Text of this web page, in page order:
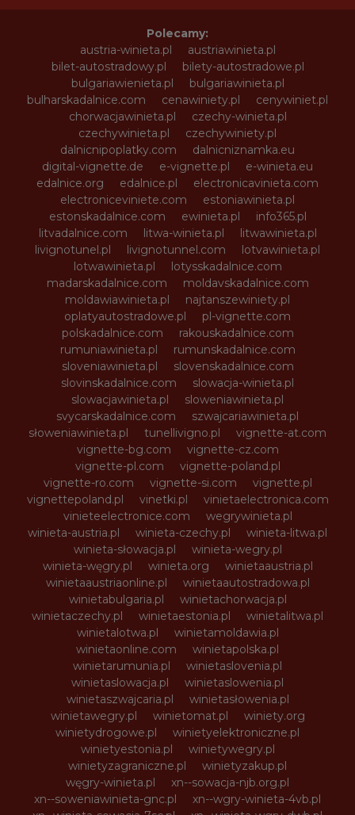
Polecamy:
austria-winieta.pl
austriawinieta.pl
bilet-autostradowy.pl
bilety-autostradowe.pl
bulgariawienieta.pl
bulgariawinieta.pl
bulharskadalnice.com
cenawiniety.pl
cenywiniet.pl
chorwacjawinieta.pl
czechy-winieta.pl
czechywinieta.pl
czechywiniety.pl
dalnicnipoplatky.com
dalnicniznamka.eu
digital-vignette.de
e-vignette.pl
e-winieta.eu
edalnice.org
edalnice.pl
electronicavinieta.com
electroniceviniete.com
estoniawinieta.pl
estonskadalnice.com
ewinieta.pl
info365.pl
litvadalnice.com
litwa-winieta.pl
litwawinieta.pl
livignotunel.pl
livignotunnel.com
lotvawinieta.pl
lotwawinieta.pl
lotysskadalnice.com
madarskadalnice.com
moldavskadalnice.com
moldawiawinieta.pl
najtanszewiniety.pl
oplatyautostradowe.pl
pl-vignette.com
polskadalnice.com
rakouskadalnice.com
rumuniawinieta.pl
rumunskadalnice.com
sloveniawinieta.pl
slovenskadalnice.com
slovinskadalnice.com
slowacja-winieta.pl
slowacjawinieta.pl
sloweniawinieta.pl
svycarskadalnice.com
szwajcariawinieta.pl
słoweniawinieta.pl
tunellivigno.pl
vignette-at.com
vignette-bg.com
vignette-cz.com
vignette-pl.com
vignette-poland.pl
vignette-ro.com
vignette-si.com
vignette.pl
vignettepoland.pl
vinetki.pl
vinietaelectronica.com
vinieteelectronice.com
wegrywinieta.pl
winieta-austria.pl
winieta-czechy.pl
winieta-litwa.pl
winieta-słowacja.pl
winieta-wegry.pl
winieta-węgry.pl
winieta.org
winietaaustria.pl
winietaaustriaonline.pl
winietaautostradowa.pl
winietabulgaria.pl
winietachorwacja.pl
winietaczechy.pl
winietaestonia.pl
winietalitwa.pl
winietalotwa.pl
winietamoldawia.pl
winietaonline.com
winietapolska.pl
winietarumunia.pl
winietaslovenia.pl
winietaslowacja.pl
winietaslowenia.pl
winietaszwajcaria.pl
winietasłowenia.pl
winietawegry.pl
winietomat.pl
winiety.org
winietydrogowe.pl
winietyelektroniczne.pl
winietyestonia.pl
winietywegry.pl
winietyzagraniczne.pl
winietyzakup.pl
węgry-winieta.pl
xn--sowacja-njb.org.pl
xn--soweniawinieta-gnc.pl
xn--wgry-winieta-4vb.pl